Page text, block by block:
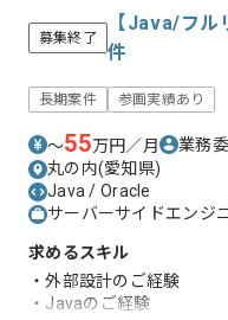
募集終了
【Java/フル
件
長期案件 参画実績あり
〜55万円／月 業務
丸の内(愛知県)
Java / Oracle
サーバーサイドエンジ
求めるスキル
・外部設計のご経験
・Javaのご経験